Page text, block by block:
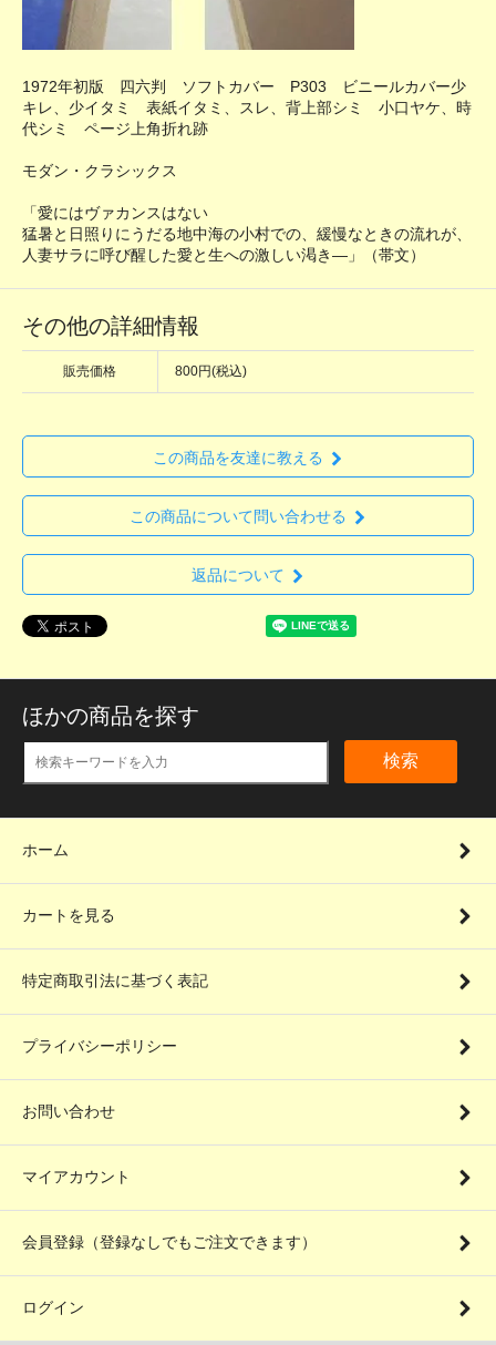
1972年初版 四六判 ソフトカバー P303 ビニールカバー少
キレ、少イタミ 表紙イタミ、スレ、背上部シミ 小口ヤケ、時
代シミ ページ上角折れ跡
モダン・クラシックス
「愛にはヴァカンスはない
猛暑と日照りにうだる地中海の小村での、緩慢なときの流れが、
人妻サラに呼び醒した愛と生への激しい渇き―」（帯文）
その他の詳細情報
販売価格 800円(税込)
この商品を友達に教える
この商品について問い合わせる
返品について
ほかの商品を探す
検索
ホーム
カートを見る
特定商取引法に基づく表記
プライバシーポリシー
お問い合わせ
マイアカウント
会員登録（登録なしでもご注文できます）
ログイン